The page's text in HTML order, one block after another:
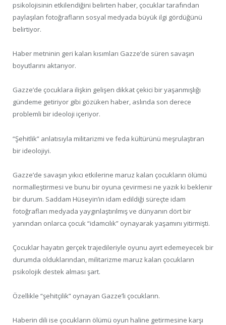
psikolojisinin etkilendiğini belirten haber, çocuklar tarafından
paylaşılan fotoğrafların sosyal medyada büyük ilgi gördüğünü
belirtiyor.
Haber metninin geri kalan kısımları Gazze’de süren savaşın
boyutlarını aktarıyor.
Gazze’de çocuklara ilişkin gelişen dikkat çekici bir yaşanmışlığı
gündeme getiriyor gibi gözüken haber, aslında son derece
problemli bir ideoloji içeriyor.
“Şehitlik” anlatısıyla militarizmi ve feda kültürünü meşrulaştıran
bir ideolojiyi.
Gazze’de savaşın yıkıcı etkilerine maruz kalan çocukların ölümü
normalleştirmesi ve bunu bir oyuna çevirmesi ne yazık ki beklenir
bir durum. Saddam Hüseyin’in idam edildiği süreçte idam
fotoğrafları medyada yaygınlaştırılmış ve dünyanın dört bir
yanından onlarca çocuk “idamcılık” oynayarak yaşamını yitirmişti.
Çocuklar hayatın gerçek trajedileriyle oyunu ayırt edemeyecek bir
durumda olduklarından, militarizme maruz kalan çocukların
psikolojik destek alması şart.
Özellikle “şehitçilik” oynayan Gazze’li çocukların.
Haberin dili ise çocukların ölümü oyun haline getirmesine karşı